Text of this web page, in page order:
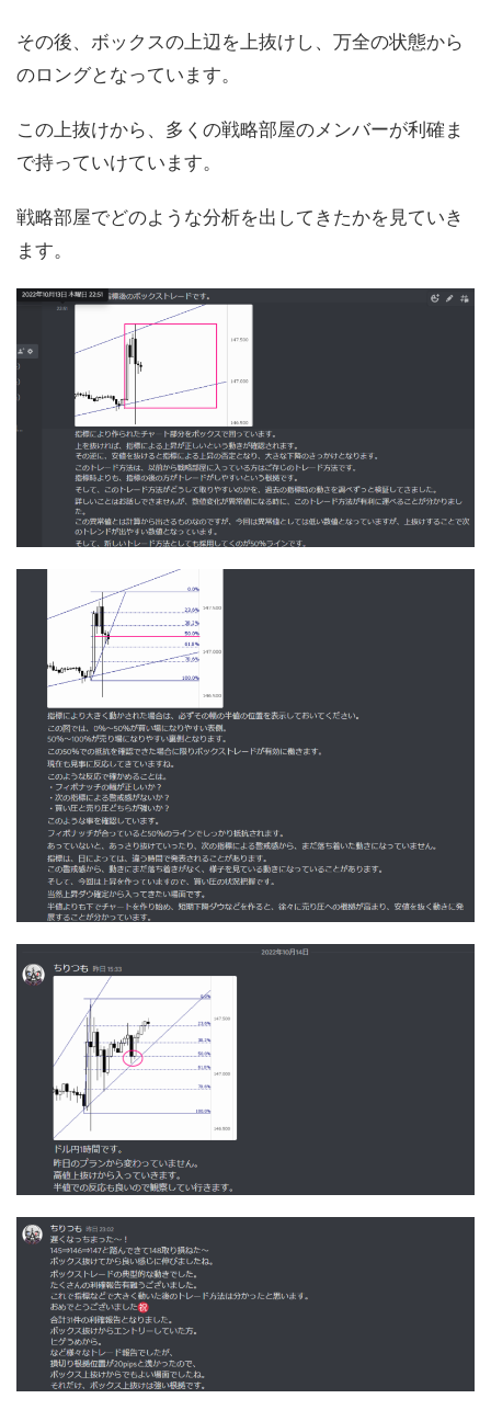
その後、ボックスの上辺を上抜けし、万全の状態から
のロングとなっています。
この上抜けから、多くの戦略部屋のメンバーが利確ま
で持っていけています。
戦略部屋でどのような分析を出してきたかを見ていき
ます。